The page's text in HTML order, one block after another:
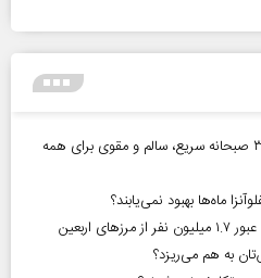
صبحانه چی درست کنم؟ معرفی ۳۰ صبحانه سریع، سالم و مقوی برای همه
ماه‌ها بهبود نمی‌یابند؟
به هم می‌ریزد؟